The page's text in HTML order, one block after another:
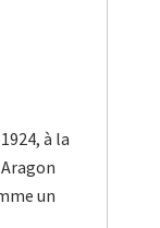
à la
un